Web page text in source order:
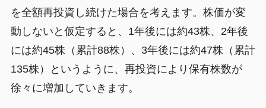
を全額再投資し続けた場合を考えます。株価が変
動しないと仮定すると、1年後には約43株、2年後
には約45株（累計88株）、3年後には約47株（累計
135株）というように、再投資により保有株数が
徐々に増加していきます。